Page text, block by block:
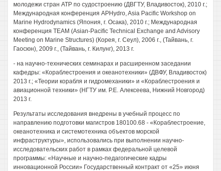
молодежи стран АТР по судостроению (ДВГТУ, Владивосток), 2010 г.;
Международная конференция APHydro, Asia Pacific Workshop on
Marine Hydrodynamics (Япония, г. Осака), 2010 г.; Международная
конференция TEAM (Asian-Pacific Technical Exchange and Advisory
Meeting on Marine Structures) (Корея, г. Сеул), 2006 г., (Тайвань, г.
Гаосюн), 2009 г., (Тайвань, г. Килунг), 2013 г.
- на научно-технических семинарах и расширенном заседании
кафедры: «Кораблестроения и океанотехники» (ДВФУ, Владивосток)
2013 г.; «Теории корабля и гидромеханики» и «Кораблестроения и
авиационной техники» (НГТУ им. Р.Е. Алексеева, Нижний Новгород)
2013 г.
Результаты исследования внедрены в учебный процесс по
направлению подготовки магистров 180100.68 - «Кораблестроение,
океанотехника и системотехника объектов морской
инфраструктуры», использовались при выполнении научно-
исследовательских работ в рамках федеральной целевой
программы: «Научные и научно-педагогические кадры
инновационной России» Государственный контракт от «25» июня